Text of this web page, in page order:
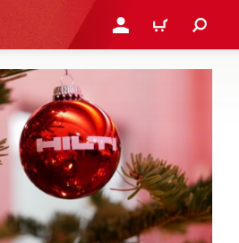
ВЛЕЗ ИЛИ СЕ
КОЛИЧКА